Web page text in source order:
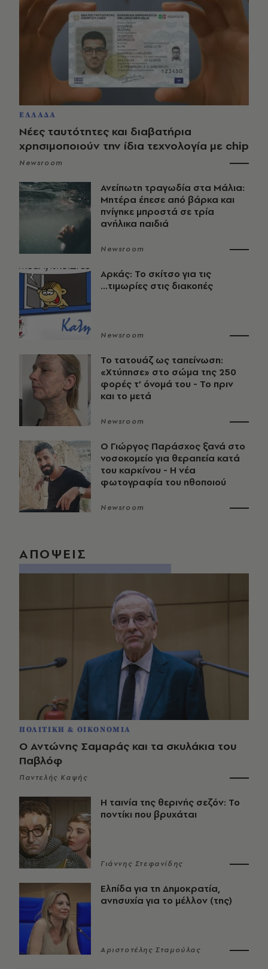
ΕΛΛΑΔΑ
Νέες ταυτότητες και διαβατήρια
χρησιμοποιούν την ίδια τεχνολογία με chip
Newsroom
Ανείπωτη τραγωδία στα Μάλια:
Μητέρα έπεσε από βάρκα και
πνίγηκε μπροστά σε τρία
ανήλικα παιδιά
Newsroom
Αρκάς: Το σκίτσο για τις
...τιμωρίες στις διακοπές
Newsroom
Το τατουάζ ως ταπείνωση:
«Χτύπησε» στο σώμα της 250
φορές τ’ όνομά του - Το πριν
και το μετά
Newsroom
O Γιώργος Παράσχος ξανά στο
νοσοκομείο για θεραπεία κατά
του καρκίνου - Η νέα
φωτογραφία του ηθοποιού
Newsroom
ΑΠΟΨΕΙΣ
ΠΟΛΙΤΙΚΗ & ΟΙΚΟΝΟΜΙΑ
Ο Αντώνης Σαμαράς και τα σκυλάκια του
Παβλόφ
Παντελής Καψής
Η ταινία της θερινής σεζόν: Το
ποντίκι που βρυχάται
Γιάννης Στεφανίδης
Ελπίδα για τη Δημοκρατία,
ανησυχία για το μέλλον (της)
Αριστοτέλης Σταμούλας